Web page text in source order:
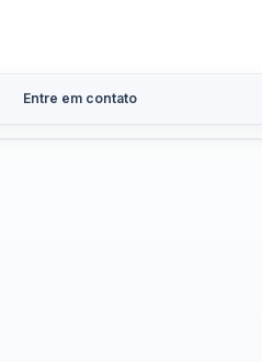
Entre em contato